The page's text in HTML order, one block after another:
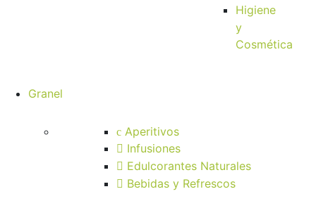
Higiene
y
Cosmética
Granel
Aperitivos
Infusiones
Edulcorantes Naturales
Bebidas y Refrescos